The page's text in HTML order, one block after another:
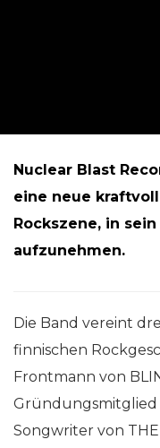
Nuclear Blast
eine neue
Rockszene, in
aufzunehmen.
Die Band vereint
finnischen
Frontmann von
Gründungsmitglied
Songwriter von THE